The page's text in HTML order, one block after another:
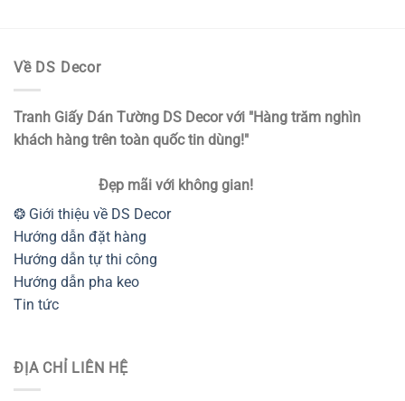
Về DS Decor
Tranh Giấy Dán Tường DS Decor với "Hàng trăm nghìn
khách hàng trên toàn quốc tin dùng!"
Đẹp mãi với không gian!
❂ Giới thiệu về DS Decor
Hướng dẫn đặt hàng
Hướng dẫn tự thi công
Hướng dẫn pha keo
Tin tức
ĐỊA CHỈ LIÊN HỆ